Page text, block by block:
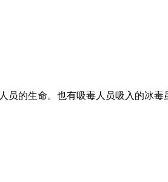
的生命。也有吸毒人员吸入的冰